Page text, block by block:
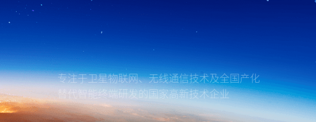
专注于卫星物联网、无线通信技术及全国产化
替代智能终端研发的国家高新技术企业